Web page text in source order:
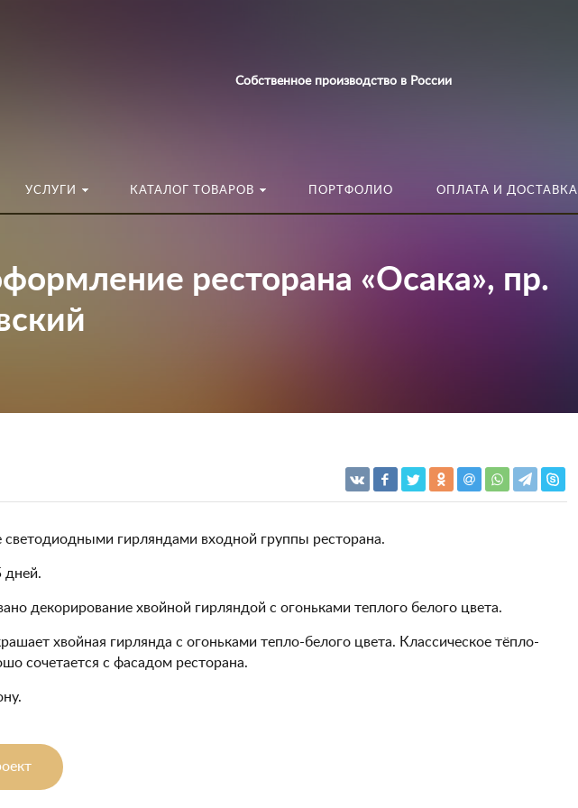
Собственное производство в России
УСЛУГИ КАТАЛОГ ТОВАРОВ ПОРТФОЛИО ОПЛАТА И ДОСТАВКА
ресторана «Осака», пр.
гирляндами входной группы ресторана.
дней.
декорирование хвойной гирляндой с огоньками теплого белого цвета.
хвойная гирлянда с огоньками тепло-белого цвета. Классическое тёпло-
сочетается с фасадом ресторана.